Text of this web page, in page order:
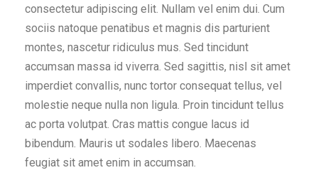
consectetur adipiscing elit. Nullam vel enim dui. Cum
sociis natoque penatibus et magnis dis parturient
montes, nascetur ridiculus mus. Sed tincidunt
accumsan massa id viverra. Sed sagittis, nisl sit amet
imperdiet convallis, nunc tortor consequat tellus, vel
molestie neque nulla non ligula. Proin tincidunt tellus
ac porta volutpat. Cras mattis congue lacus id
bibendum. Mauris ut sodales libero. Maecenas
feugiat sit amet enim in accumsan.